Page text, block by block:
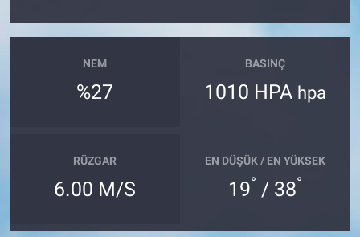
NEM
%27
BASINÇ
1010 HPA hpa
RÜZGAR
6.00 M/S
EN DÜŞÜK / EN YÜKSEK
19° / 38°